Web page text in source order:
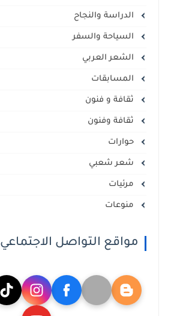
الدراسة والنجاح
السياحة والسفر
الشعر العربي
المسابقات
ثقافة و فنون
ثقافة وفنون
حوارات
شعر شعبي
مرئيات
منوعات
مواقع التواصل الاجتماعي